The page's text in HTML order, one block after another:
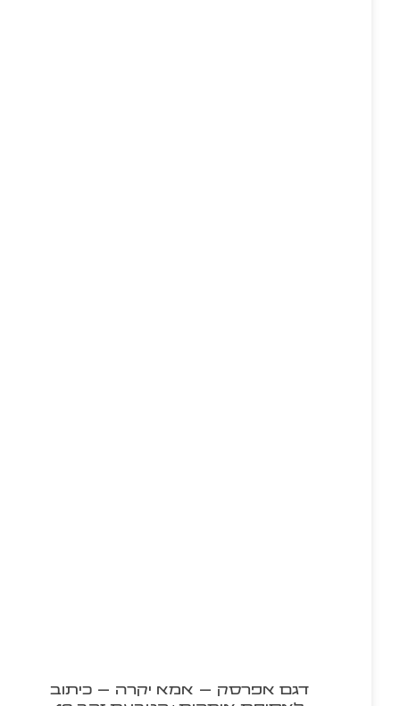
דגם אפרסק – אמא יקרה – כיתוב